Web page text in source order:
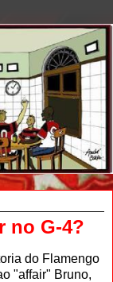
no G-4?
do Flamengo
"affair" Bruno,